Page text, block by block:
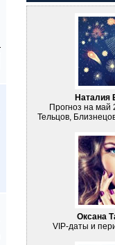
Наталия
Прогноз на май
Тельцов,
Оксана
VIP-даты и